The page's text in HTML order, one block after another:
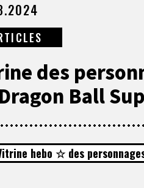
des
Ball
hebo ☆ des